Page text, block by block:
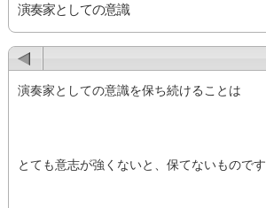
演奏家としての意識
演奏家としての意識を保ち続けることは
とても意志が強くないと、保てないものです